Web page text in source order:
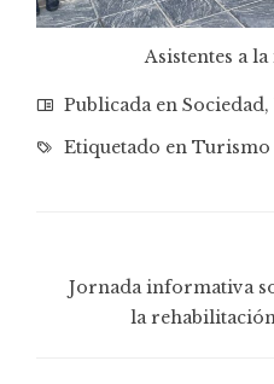
Asistentes a
Publicada en Sociedad,
Etiquetado en Turismo
Jornada informativa
la